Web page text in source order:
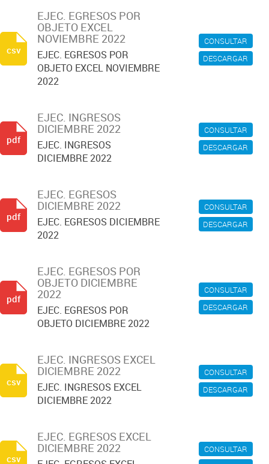
CONSULTAR
DESCARGAR
EJEC. EGRESOS POR
OBJETO EXCEL
NOVIEMBRE 2022
EJEC. EGRESOS POR
OBJETO EXCEL NOVIEMBRE
2022
csv
CONSULTAR
DESCARGAR
EJEC. INGRESOS
DICIEMBRE 2022
EJEC. INGRESOS
DICIEMBRE 2022
pdf
CONSULTAR
DESCARGAR
EJEC. EGRESOS
DICIEMBRE 2022
EJEC. EGRESOS DICIEMBRE
2022
pdf
CONSULTAR
DESCARGAR
EJEC. EGRESOS POR
OBJETO DICIEMBRE
2022
EJEC. EGRESOS POR
OBJETO DICIEMBRE 2022
pdf
CONSULTAR
DESCARGAR
EJEC. INGRESOS EXCEL
DICIEMBRE 2022
EJEC. INGRESOS EXCEL
DICIEMBRE 2022
csv
CONSULTAR
EJEC. EGRESOS EXCEL
DICIEMBRE 2022
csv